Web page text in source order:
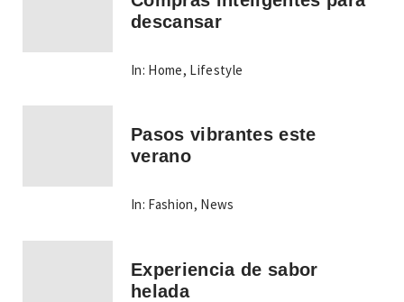
descansar
In: Home, Lifestyle
Pasos vibrantes este
verano
In: Fashion, News
Experiencia de sabor
helada